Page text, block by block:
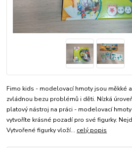
Fimo kids - modelovací hmoty jsou měkké
zvládnou bezu problémů i děti. Nízká
platový nástroj na práci - modelovací
vytvoříte krásné pozadí pro své figurky.
Vytvořené figurky vloží... celý popis